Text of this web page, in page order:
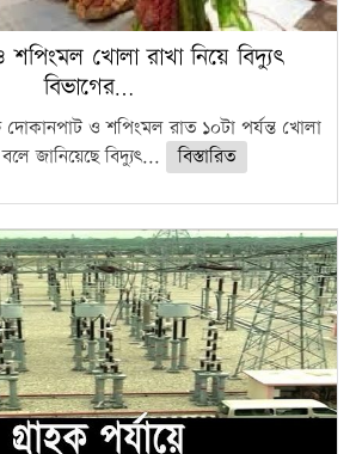
খোলা রাখা নিয়ে বিদ্যুৎ
বিভাগের…
ও শপিংমল রাত ১০টা পর্যন্ত খোলা
জানিয়েছে বিদ্যুৎ...
বিস্তারিত